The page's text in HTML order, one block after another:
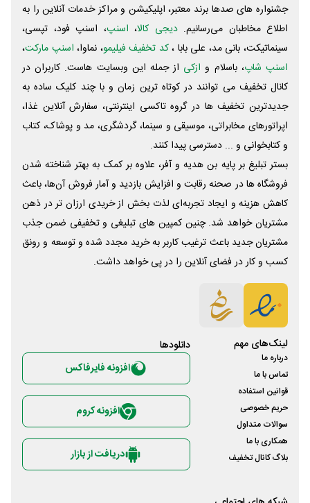
جشنواره های صدها برند معتبر، اپلیکیشن و مراکز خدمات آنلاین را به
اطلاع مخاطبان می‌رسانیم. دیجی کالا، اسنپ، اسنپ فود، تپسی،
سینماتیکت، بانی مد، علی‌ بابا ،کد تخفیف فیلیمو، نماوا، اسنپ مارکت،
اسنپ شاپ، باسلام و ازکی از جمله این وبسایت ‌هاست. کاربران در
کانال تخفیف می توانند در کوتاه ترین زمان و با چند کلیک ساده به
جدیدترین تخفیف ها در گروه تاکسی اینترنتی، سفارش آنلاین غذا،
اپراتورهای مخابراتی، موسیقی و سینما، گردشگری، مد و پوشاک، کتاب
و کتابخوانی و ... دسترسی پیدا کنند.
بستر تبلیغ بر پایه بن هدیه و آفر، علاوه بر کمک به بهتر شناخته شدن
فروشگاه ها در صحنه رقابت و افزایش بازدید و آمار فروش آن‌ها، باعث
کاهش هزینه و ایجاد تجربه‌ای لذت بخش از خریدی ارزان تر در ذهن
مشتریان خواهد شد. چنین کمپین های تبلیغی و تخفیفی ضمن جذب
مشتریان جدید باعث ترغیب کاربر به خرید مجدد شده و توسعه و رونق
کسب و کار در فضای آنلاین را در پی خواهد داشت.
لینک‌های مهم
درباره ما
تماس با ما
قوانین استفاده
حریم خصوصی
سوالات متداول
همکاری با ما
بلاگ کانال تخفیف
دانلود‌ها
افزونه فایرفاکس
افزونه کروم
دریافت از بازار